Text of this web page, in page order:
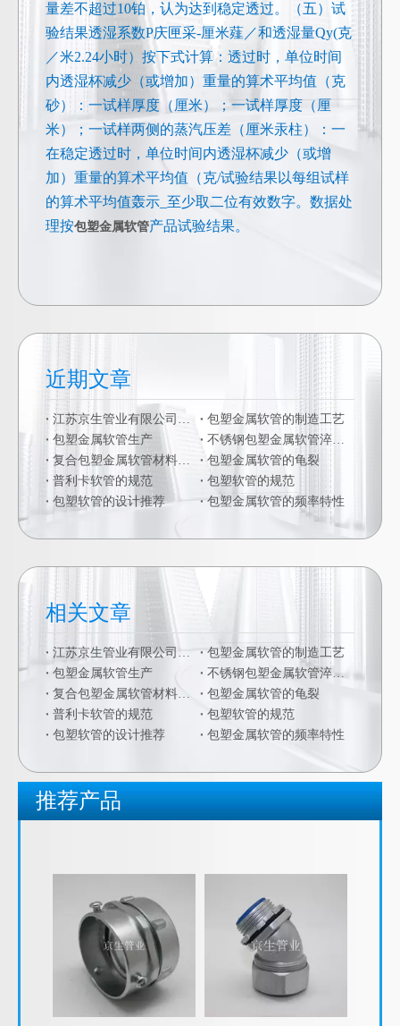
量差不超过10铂，认为达到稳定透过。（五）试
验结果透湿系数P庆匣采-厘米薤／和透湿量Qy(克
／米2.24小时）按下式计算：透过时，单位时间
内透湿杯减少（或增加）重量的算术平均值（克
砂）：一试样厚度（厘米）；一试样厚度（厘
米）；一试样两侧的蒸汽压差（厘米汞柱）：一
在稳定透过时，单位时间内透湿杯减少（或增
加）重量的算术平均值（克/试验结果以每组试样
的算术平均值轰示_至少取二位有效数字。数据处
理按包塑金属软管产品试验结果。
近期文章
江苏京生管业有限公司危险废物管理制度公司
包塑金属软管的制造工艺
包塑金属软管生产
不锈钢包塑金属软管淬火硬化
复合包塑金属软管材料的二次加工
包塑金属软管的龟裂
普利卡软管的规范
包塑软管的规范
包塑软管的设计推荐
包塑金属软管的频率特性
相关文章
江苏京生管业有限公司危险废物管理制度公司
包塑金属软管的制造工艺
包塑金属软管生产
不锈钢包塑金属软管淬火硬化
复合包塑金属软管材料的二次加工
包塑金属软管的龟裂
普利卡软管的规范
包塑软管的规范
包塑软管的设计推荐
包塑金属软管的频率特性
推荐产品
JSF-DGJ自固式管接头 卡簧式管接头 DKJ三柱式金属软管接头 顶丝管接头 卡套式金属软管管接头